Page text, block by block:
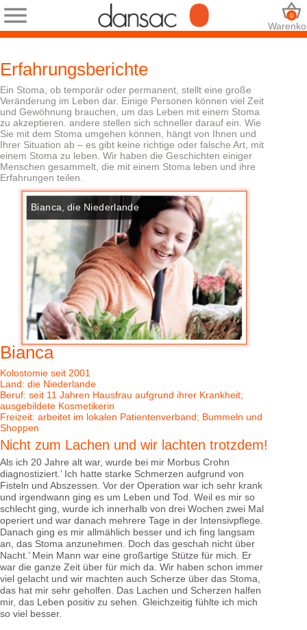
0
Erfahrungsberichte
Ein Stoma, ob temporär oder permanent, stellt eine große
Veränderung im Leben dar. Einige Personen können viel Zeit
und Gewöhnung brauchen, um das Leben mit einem Stoma
zu akzeptieren. andere stellen sich schneller darauf ein. Wie
Sie mit dem Stoma umgehen können, hängt von Ihnen und
Ihrer Situation ab – es gibt keine richtige oder falsche Art, mit
einem Stoma zu leben. Wir haben die Geschichten einiger
Menschen gesammelt, die mit einem Stoma leben und ihre
Erfahrungen teilen.
Bianca, die Niederlande
3/17
Bianca
Kolostomie seit 2001
Land: die Niederlande
Beruf: seit 11 Jahren Hausfrau aufgrund ihrer Krankheit;
ausgebildete Kosmetikerin
Freizeit: arbeitet im lokalen Patientenverband; Bummeln und
Shoppen
Nicht zum Lachen und wir lachten trotzdem!
Als ich 20 Jahre alt war, wurde bei mir Morbus Crohn
diagnostiziert.’ Ich hatte starke Schmerzen aufgrund von
Fisteln und Abszessen. Vor der Operation war ich sehr krank
und irgendwann ging es um Leben und Tod. Weil es mir so
schlecht ging, wurde ich innerhalb von drei Wochen zwei Mal
operiert und war danach mehrere Tage in der Intensivpflege.
Danach ging es mir allmählich besser und ich fing langsam
an, das Stoma anzunehmen. Doch das geschah nicht über
Nacht.’ Mein Mann war eine großartige Stütze für mich. Er
war die ganze Zeit über für mich da. Wir haben schon immer
viel gelacht und wir machten auch Scherze über das Stoma,
das hat mir sehr geholfen. Das Lachen und Scherzen halfen
mir, das Leben positiv zu sehen. Gleichzeitig fühlte ich mich
so viel besser.